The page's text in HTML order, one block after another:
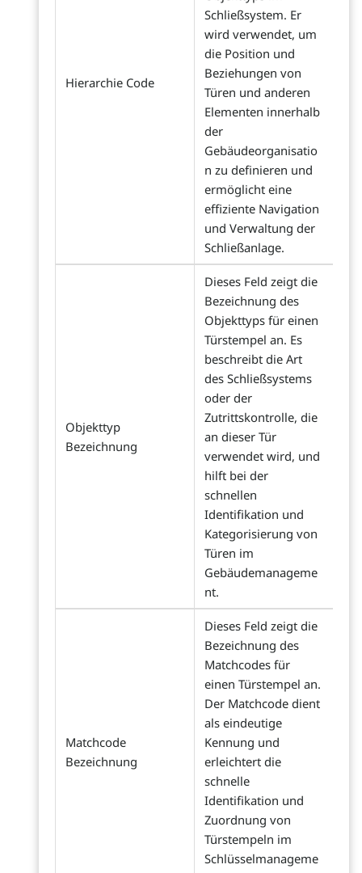
Hierarchie Code
Schließsystem. Er
wird verwendet, um
die Position und
Beziehungen von
Türen und anderen
Elementen innerhalb
der
Gebäudeorganisatio
n zu definieren und
ermöglicht eine
effiziente Navigation
und Verwaltung der
Schließanlage.
Objekttyp
Bezeichnung
Dieses Feld zeigt die
Bezeichnung des
Objekttyps für einen
Türstempel an. Es
beschreibt die Art
des Schließsystems
oder der
Zutrittskontrolle, die
an dieser Tür
verwendet wird, und
hilft bei der
schnellen
Identifikation und
Kategorisierung von
Türen im
Gebäudemanageme
nt.
Matchcode
Bezeichnung
Dieses Feld zeigt die
Bezeichnung des
Matchcodes für
einen Türstempel an.
Der Matchcode dient
als eindeutige
Kennung und
erleichtert die
schnelle
Identifikation und
Zuordnung von
Türstempeln im
Schlüsselmanageme